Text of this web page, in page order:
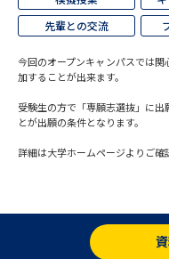
来場型・Web型イベント特集
受験
先輩との交流
今回のオープンキャンパスでは
加することが出来ます。
受験生の方で「専願志選抜」に
とが出願の条件となります。
詳細は大学ホームページよりご確